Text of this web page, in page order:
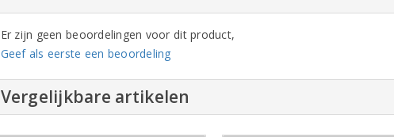
Er zijn geen beoordelingen voor dit product,
Geef als eerste een beoordeling
Vergelijkbare artikelen